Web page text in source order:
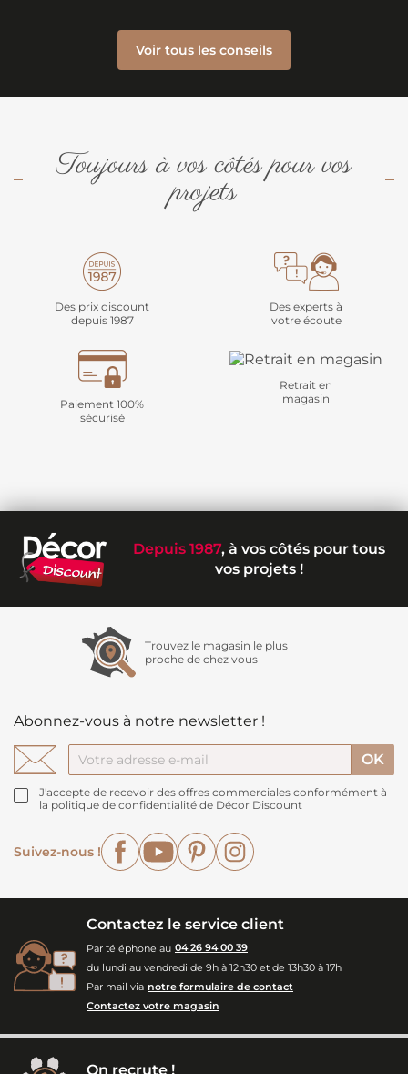
Voir tous les conseils
Toujours à vos côtés pour vos
projets
Des prix discount
depuis 1987
Des experts à
votre écoute
Paiement 100%
sécurisé
Retrait en
magasin
Depuis 1987, à vos côtés pour tous
vos projets !
Trouvez le magasin le plus
proche de chez vous
Abonnez-vous à notre newsletter !
J'accepte de recevoir des offres commerciales conformément à
la politique de confidentialité de Décor Discount
Suivez-nous !
FacebookYouTubePinterest
Contactez le service client
Par téléphone au 04 26 94 00 39
du lundi au vendredi de 9h à 12h30 et de 13h30 à 17h
Par mail via notre formulaire de contact
Contactez votre magasin
On recrute !